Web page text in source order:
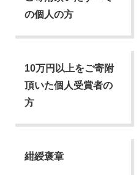
の個人の方
10万円以上をご寄附
頂いた個人受賞者の
方
紺綬褒章